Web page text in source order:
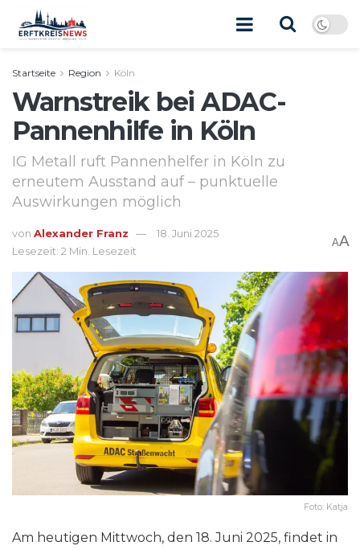
Startseite Region Köln
Warnstreik bei ADAC-
Pannenhilfe in Köln
IG Metall ruft Pannenhelfer in Köln zu
erneutem Ausstand auf – punktuelle
Auswirkungen möglich
von Alexander Franz
18. Juni 2025
Lesezeit: 2 Min. Lesezeit
AA
Foto: Katja
Am heutigen Mittwoch, den 18. Juni 2025, findet in